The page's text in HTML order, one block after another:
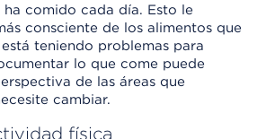
ha comido cada día. Esto le
consciente de los alimentos que
teniendo problemas para
lo que come puede
de las áreas que
cambiar.
física